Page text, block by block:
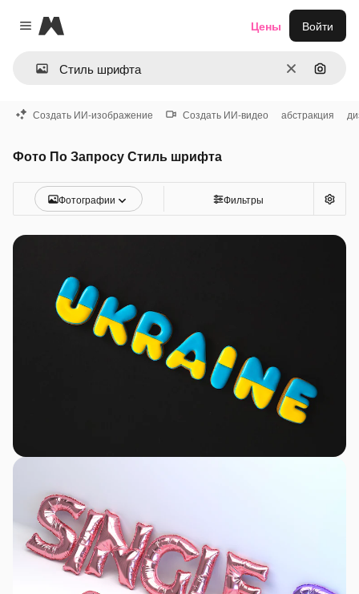
Close menu
Magnific
ОчиститьПоиск
Цены Войти
Создать ИИ-изображение Создать ИИ-видео абстракция
Фото По Запросу Стиль шрифта
Фотографии Фильтры